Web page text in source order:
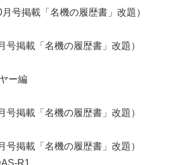
月号掲載「名機の履歴書」改題）
号掲載「名機の履歴書」改題）
ー編
号掲載「名機の履歴書」改題）
号掲載「名機の履歴書」改題）
R1